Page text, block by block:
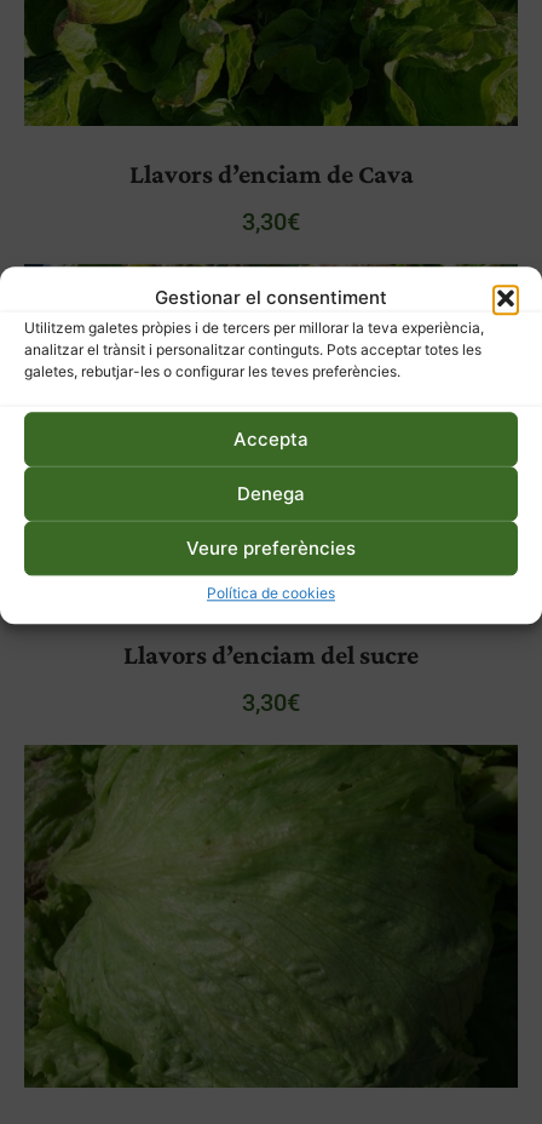
Gestionar el consentiment
Utilitzem galetes pròpies i de tercers per millorar la teva experiència,
analitzar el trànsit i personalitzar continguts. Pots acceptar totes les
galetes, rebutjar-les o configurar les teves preferències.
Accepta
Denega
Veure preferències
Política de cookies
Llavors d’enciam de Cava
3,30€
Llavors d’enciam del sucre
3,30€